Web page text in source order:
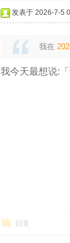
发表于 2026-7-5
我在
我今天最想说:「
回复